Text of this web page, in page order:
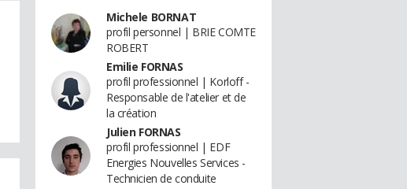
Michele BORNAT
profil personnel | BRIE COMTE
ROBERT
Emilie FORNAS
profil professionnel | Korloff -
Responsable de l'atelier et de
la création
Julien FORNAS
profil professionnel | EDF
Energies Nouvelles Services -
Technicien de conduite